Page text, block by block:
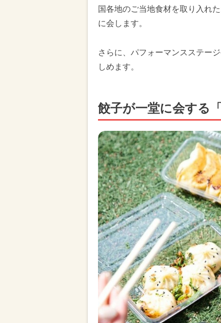
国各地のご当地食材を取り入れ
に会します。
さらに、パフォーマンスステー
しめます。
餃子が一堂に会する